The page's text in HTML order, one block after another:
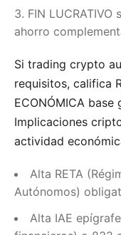
FIN
ahorro
Si trading crypto
requisitos, califica
ECONÓMICA base
Implicaciones
actividad
Alta RETA
Autónomos)
Alta IAE